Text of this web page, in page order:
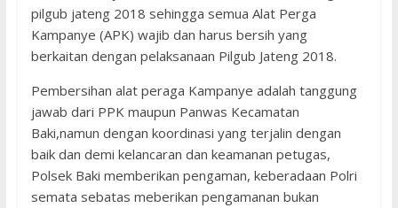
pilgub jateng 2018 sehingga semua Alat Perga
Kampanye (APK) wajib dan harus bersih yang
berkaitan dengan pelaksanaan Pilgub Jateng 2018.
Pembersihan alat peraga Kampanye adalah tanggung
jawab dari PPK maupun Panwas Kecamatan
Baki,namun dengan koordinasi yang terjalin dengan
baik dan demi kelancaran dan keamanan petugas,
Polsek Baki memberikan pengaman, keberadaan Polri
semata sebatas meberikan pengamanan bukan